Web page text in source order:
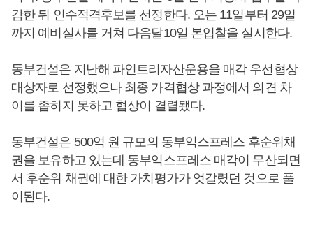
감한 뒤 인수적격후보를 선정한다. 오는 11일부터 29일
까지 예비실사를 거쳐 다음달10일 본입찰을 실시한다.
동부건설은 지난해 파인트리자산운용을 매각 우선협상
대상자로 선정했으나 최종 가격협상 과정에서 의견 차
이를 좁히지 못하고 협상이 결렬됐다.
동부건설은 500억 원 규모의 동부익스프레스 후순위채
권을 보유하고 있는데 동부익스프레스 매각이 무산되면
서 후순위 채권에 대한 가치평가가 엇갈렸던 것으로 풀
이된다.